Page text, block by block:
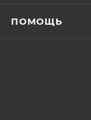
ПОМОЩЬ